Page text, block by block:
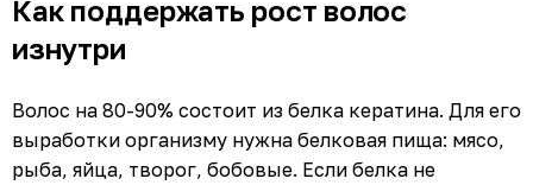
Как поддержать рост волос
изнутри
Волос на 80-90% состоит из белка кератина. Для его
выработки организму нужна белковая пища: мясо,
рыба, яйца, творог, бобовые. Если белка не